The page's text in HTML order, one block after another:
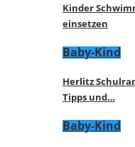
Kinder
einsetzen
Baby-Kind
Herlitz
Tipps und…
Baby-Kind